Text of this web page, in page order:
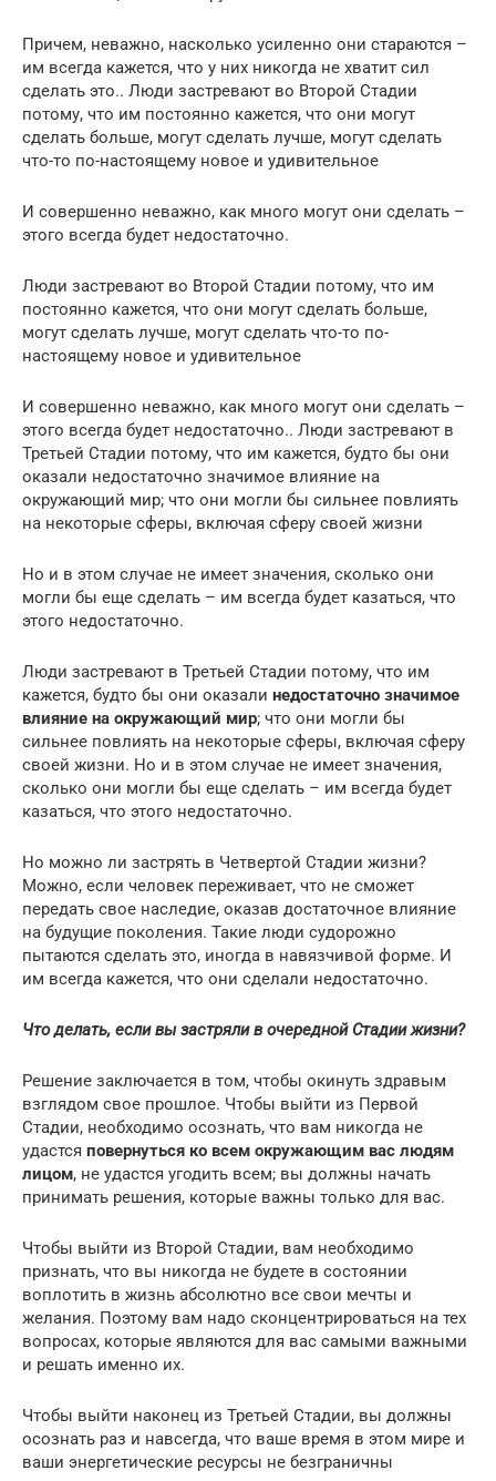
Причем, неважно, насколько усиленно они стараются –
им всегда кажется, что у них никогда не хватит сил
сделать это.. Люди застревают во Второй Стадии
потому, что им постоянно кажется, что они могут
сделать больше, могут сделать лучше, могут сделать
что-то по-настоящему новое и удивительное
И совершенно неважно, как много могут они сделать –
этого всегда будет недостаточно.
Люди застревают во Второй Стадии потому, что им
постоянно кажется, что они могут сделать больше,
могут сделать лучше, могут сделать что-то по-
настоящему новое и удивительное
И совершенно неважно, как много могут они сделать –
этого всегда будет недостаточно.. Люди застревают в
Третьей Стадии потому, что им кажется, будто бы они
оказали недостаточно значимое влияние на
окружающий мир; что они могли бы сильнее повлиять
на некоторые сферы, включая сферу своей жизни
Но и в этом случае не имеет значения, сколько они
могли бы еще сделать – им всегда будет казаться, что
этого недостаточно.
Люди застревают в Третьей Стадии потому, что им
кажется, будто бы они оказали недостаточно значимое
влияние на окружающий мир; что они могли бы
сильнее повлиять на некоторые сферы, включая сферу
своей жизни. Но и в этом случае не имеет значения,
сколько они могли бы еще сделать – им всегда будет
казаться, что этого недостаточно.
Но можно ли застрять в Четвертой Стадии жизни?
Можно, если человек переживает, что не сможет
передать свое наследие, оказав достаточное влияние
на будущие поколения. Такие люди судорожно
пытаются сделать это, иногда в навязчивой форме. И
им всегда кажется, что они сделали недостаточно.
Что делать, если вы застряли в очередной Стадии жизни?
Решение заключается в том, чтобы окинуть здравым
взглядом свое прошлое. Чтобы выйти из Первой
Стадии, необходимо осознать, что вам никогда не
удастся повернуться ко всем окружающим вас людям
лицом, не удастся угодить всем; вы должны начать
принимать решения, которые важны только для вас.
Чтобы выйти из Второй Стадии, вам необходимо
признать, что вы никогда не будете в состоянии
воплотить в жизнь абсолютно все свои мечты и
желания. Поэтому вам надо сконцентрироваться на тех
вопросах, которые являются для вас самыми важными
и решать именно их.
Чтобы выйти наконец из Третьей Стадии, вы должны
осознать раз и навсегда, что ваше время в этом мире и
ваши энергетические ресурсы не безграничны